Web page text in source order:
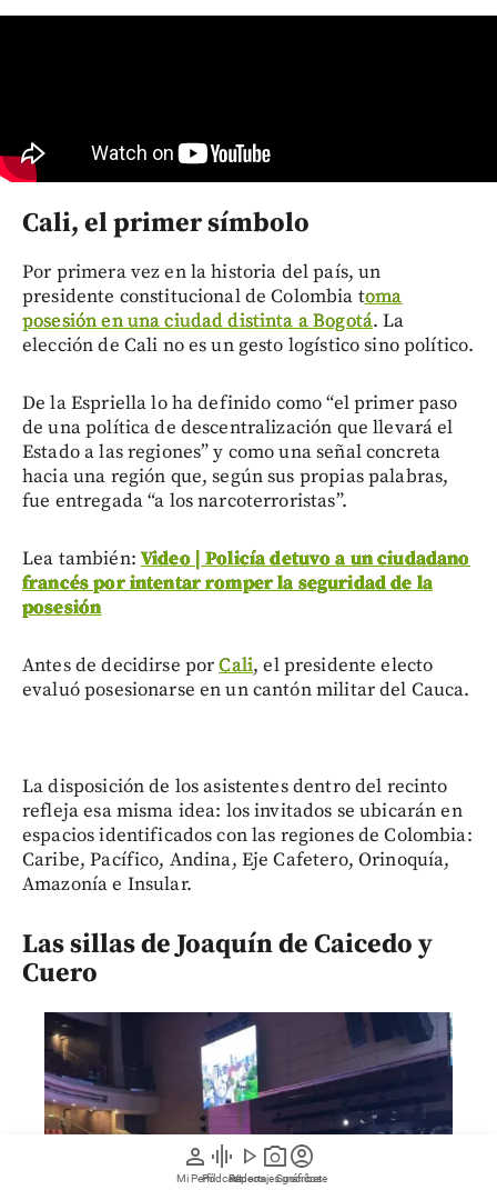
person
Mi Perfil
graphic_eq
Pódcast
play_arrow
Videos
photo_camera
Reportajes gráficos
account_circle
Suscríbete
Cali, el primer símbolo
Por primera vez en la historia del país, un
presidente constitucional de Colombia toma
posesión en una ciudad distinta a Bogotá. La
elección de Cali no es un gesto logístico sino político.
De la Espriella lo ha definido como “el primer paso
de una política de descentralización que llevará el
Estado a las regiones” y como una señal concreta
hacia una región que, según sus propias palabras,
fue entregada “a los narcoterroristas”.
Lea también: Video | Policía detuvo a un ciudadano
francés por intentar romper la seguridad de la
posesión
Antes de decidirse porCali, el presidente electo
evaluó posesionarse en un cantón militar del Cauca.
La disposición de los asistentes dentro del recinto
refleja esa misma idea: los invitados se ubicarán en
espacios identificados con las regiones de Colombia:
Caribe, Pacífico, Andina, Eje Cafetero, Orinoquía,
Amazonía e Insular.
Las sillas de Joaquín de Caicedo y
Cuero